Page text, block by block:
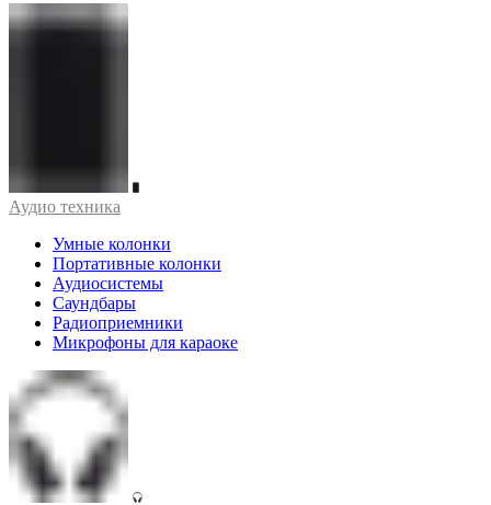
Аудио техника
Умные колонки
Портативные колонки
Аудиосистемы
Саундбары
Радиоприемники
Микрофоны для караоке